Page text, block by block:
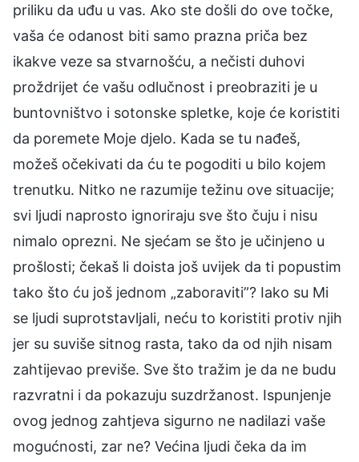
priliku da uđu u vas. Ako ste došli do ove točke,
vaša će odanost biti samo prazna priča bez
ikakve veze sa stvarnošću, a nečisti duhovi
proždrijet će vašu odlučnost i preobraziti je u
buntovništvo i sotonske spletke, koje će koristiti
da poremete Moje djelo. Kada se tu nađeš,
možeš očekivati da ću te pogoditi u bilo kojem
trenutku. Nitko ne razumije težinu ove situacije;
svi ljudi naprosto ignoriraju sve što čuju i nisu
nimalo oprezni. Ne sjećam se što je učinjeno u
prošlosti; čekaš li doista još uvijek da ti popustim
tako što ću još jednom „zaboraviti”? Iako su Mi
se ljudi suprotstavljali, neću to koristiti protiv njih
jer su suviše sitnog rasta, tako da od njih nisam
zahtijevao previše. Sve što tražim je da ne budu
razvratni i da pokazuju suzdržanost. Ispunjenje
ovog jednog zahtjeva sigurno ne nadilazi vaše
mogućnosti, zar ne? Većina ljudi čeka da im